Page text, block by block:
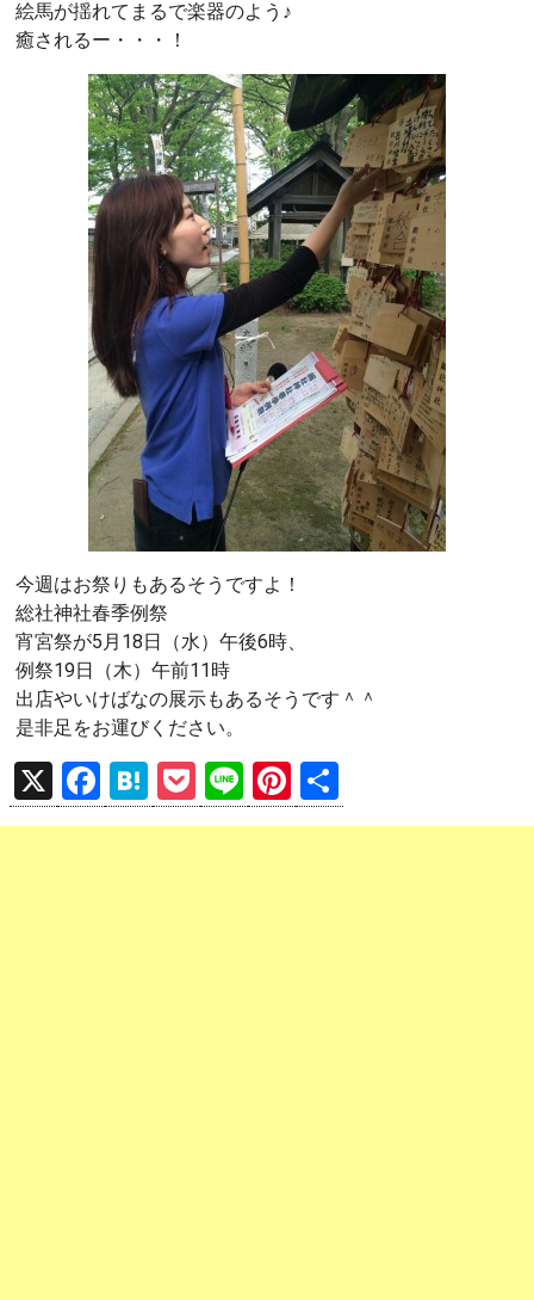
絵馬が揺れてまるで楽器のよう♪
癒されるー・・・！
今週はお祭りもあるそうですよ！
総社神社春季例祭
宵宮祭が5月18日（水）午後6時、
例祭19日（木）午前11時
出店やいけばなの展示もあるそうです＾＾
是非足をお運びください。
X
F
a
H
at
P
o
Li
n
Pi
nt 有